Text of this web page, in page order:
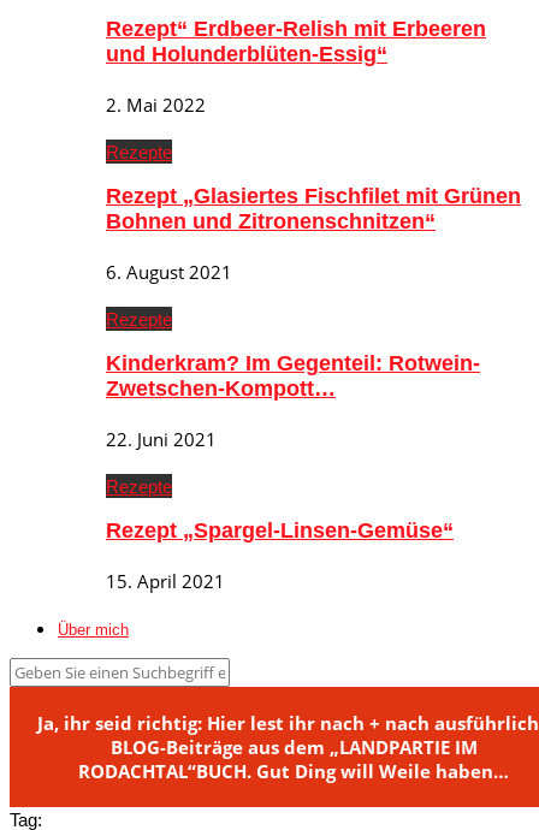
Rezept“ Erdbeer-Relish mit Erbeeren
und Holunderblüten-Essig“
2. Mai 2022
Rezepte
Rezept „Glasiertes Fischfilet mit Grünen
Bohnen und Zitronenschnitzen“
6. August 2021
Rezepte
Kinderkram? Im Gegenteil: Rotwein-
Zwetschen-Kompott…
22. Juni 2021
Rezepte
Rezept „Spargel-Linsen-Gemüse“
15. April 2021
Über mich
Ja, ihr seid richtig: Hier lest ihr nach + nach
BLOG-Beiträge aus dem „LANDPARTIE IM
RODACHTAL“BUCH. Gut Ding will Weile haben…
Tag: